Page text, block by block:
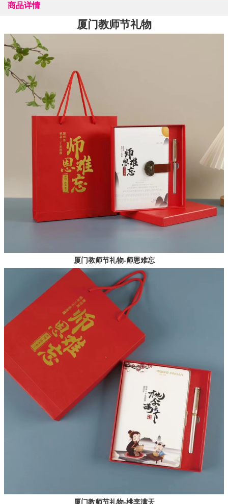
1
商品详情
厦门教师节礼物
厦门教师节礼物-师恩难忘
厦门教师节礼物-桃李满天